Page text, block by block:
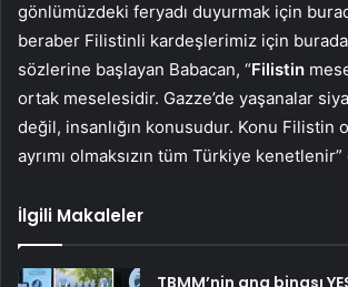
gönlümüzdeki feryadı duyurmak için
beraber Filistinli kardeşlerimiz için
sözlerine başlayan Babacan, “Filistin
ortak meselesidir. Gazze’de yaşanalar
değil, insanlığın konusudur. Konu Filistin
ayrımı olmaksızın tüm Türkiye
İlgili Makaleler